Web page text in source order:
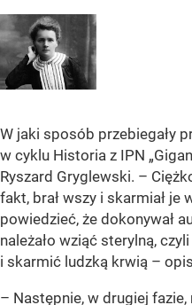
W jaki sposób przebiegały
w cyklu Historia z IPN
Ryszard Gryglewski. –
fakt, brał wszy i skarmiał je
powiedzieć, że dokonywał
należało wziąć sterylną,
i skarmić ludzką krwią –
– Następnie, w drugiej fazie,